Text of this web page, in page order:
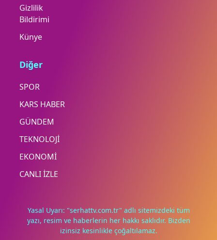
Gizlilik
Bildirimi
Künye
Diğer
SPOR
KARS HABER
GÜNDEM
TEKNOLOJİ
EKONOMİ
CANLI İZLE
Yasal Uyarı: "serhattv.com.tr" adlı sitemizdeki tüm
yazı, resim ve haberlerin her hakkı saklıdır. Bizden
izinsiz kesinlikle çoğaltılamaz.